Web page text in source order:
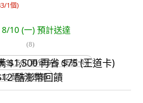
1個)
8/10 (一) 預計送達
(8)
$1,500 再省 $75 (王道卡)
酷澎幣回饋